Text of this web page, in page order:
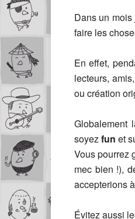
Dans un
faire les
En effet,
lecteurs,
ou création
Globalement
soyezfun et
Vous pourrez
mec bien !),
accepterions
Évitez aussi